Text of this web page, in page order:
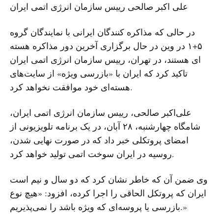
علی اکبر صالحی رییس سازمان انرژی اتمی ایران
در حالی که مذاکره کنندگان ایرانی با نمایندگان گروه
۵+۱ در وین در حال برگزاری آخرین دور مذاکره هسته
ای هستند، در تهران، رییس سازمان انرژی اتمی ایران
تاکید کرد که ایران با «بازرسی ویژه» از سایت‌های
هسته‌ای خود موافقت نخواهد کرد.
علی‌اکبر صالحی، رییس سازمان انرژی اتمی ایران،
شامگاه چهارشنبه، ۲۸ آبان، در یک برنامه تلویزیونی از
امضای پروتکلی خبر داد که در صورت نهایی شدن،
روسیه در ایران سوخت اتمی تولید خواهد کرد.
وی ضمن آن که خاطر نشان کرد که دو سال و نیم است
ایران که پروتکل الحاقی را اجرا کرده، افزود: «هیچ نوع
بازرسی یا پروسه‌ای که ویژه باشد را نمی‌پذیریم.»